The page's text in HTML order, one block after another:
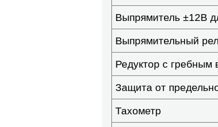
Выпрямитель ±12В
Выпрямительный
Редуктор с гребным
Защита от
Тахометр